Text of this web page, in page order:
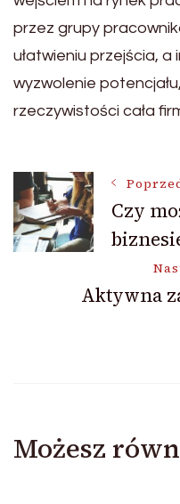
przez grupy
ułatwieniu przejścia, a
wyzwolenie
rzeczywistości cała
wpisu
Czy
Aktywna
Możesz